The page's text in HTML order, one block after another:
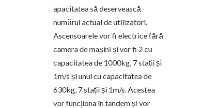
apacitatea să deservească
numărul actual de utilizatori.
Ascensoarele vor fi electrice fără
camera de mașini și vor fi 2 cu
capacitatea de 1000kg, 7 stații și
1m/s și unul cu capacitatea de
630kg, 7 stații și 1m/s. Acestea
vor funcționa în tandem și vor